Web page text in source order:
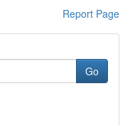
Report Page
Go